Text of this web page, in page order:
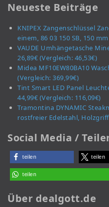
Neueste Beiträge
KNIPEX Zangenschlüssel
einem, 86 03 150 SB, 150
VAUDE Umhängetasche
26,89€ (Vergleich: 46,53€)
Midea MF10EW80BA10
(Vergleich: 369,99€)
Tint Smart LED Panel
44,99€ (Vergleich: 116,09€)
Tramontina DYNAMIC
rostfreier Edelstahl,
Social Media /
teilen teilen
teilen
Über dealgott.de